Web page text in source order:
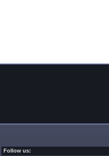
Follow us: